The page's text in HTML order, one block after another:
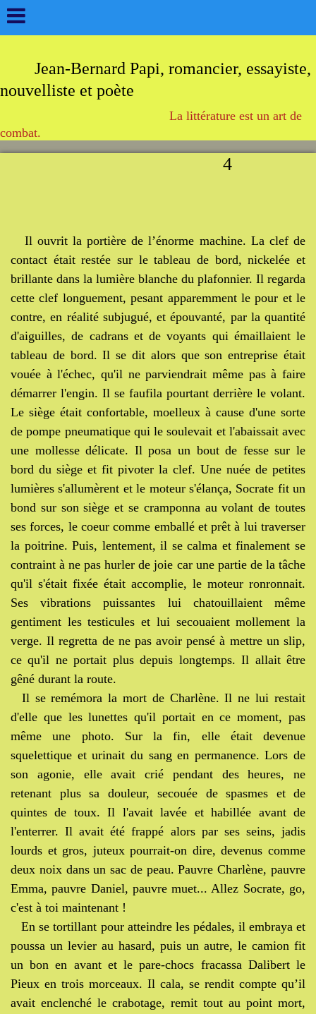
Jean-Bernard Papi, romancier, essayiste,
nouvelliste et poète
La littérature est un art de
combat.
4
Il ouvrit la portière de l’énorme machine. La clef de
contact était restée sur le tableau de bord, nickelée et
brillante dans la lumière blanche du plafonnier. Il regarda
cette clef longuement, pesant apparemment le pour et le
contre, en réalité subjugué, et épouvanté, par la quantité
d'aiguilles, de cadrans et de voyants qui émaillaient le
tableau de bord. Il se dit alors que son entreprise était
vouée à l'échec, qu'il ne parviendrait même pas à faire
démarrer l'engin. Il se faufila pourtant derrière le volant.
Le siège était confortable, moelleux à cause d'une sorte
de pompe pneumatique qui le soulevait et l'abaissait avec
une mollesse délicate. Il posa un bout de fesse sur le
bord du siège et fit pivoter la clef. Une nuée de petites
lumières s'allumèrent et le moteur s'élança, Socrate fit un
bond sur son siège et se cramponna au volant de toutes
ses forces, le coeur comme emballé et prêt à lui traverser
la poitrine. Puis, lentement, il se calma et finalement se
contraint à ne pas hurler de joie car une partie de la tâche
qu'il s'était fixée était accomplie, le moteur ronronnait.
Ses vibrations puissantes lui chatouillaient même
gentiment les testicules et lui secouaient mollement la
verge. Il regretta de ne pas avoir pensé à mettre un slip,
ce qu'il ne portait plus depuis longtemps. Il allait être
gêné durant la route.
Il se remémora la mort de Charlène. Il ne lui restait
d'elle que les lunettes qu'il portait en ce moment, pas
même une photo. Sur la fin, elle était devenue
squelettique et urinait du sang en permanence. Lors de
son agonie, elle avait crié pendant des heures, ne
retenant plus sa douleur, secouée de spasmes et de
quintes de toux. Il l'avait lavée et habillée avant de
l'enterrer. Il avait été frappé alors par ses seins, jadis
lourds et gros, juteux pourrait-on dire, devenus comme
deux noix dans un sac de peau. Pauvre Charlène, pauvre
Emma, pauvre Daniel, pauvre muet... Allez Socrate, go,
c'est à toi maintenant !
En se tortillant pour atteindre les pédales, il embraya et
poussa un levier au hasard, puis un autre, le camion fit
un bon en avant et le pare-chocs fracassa Dalibert le
Pieux en trois morceaux. Il cala, se rendit compte qu’il
avait enclenché le crabotage, remit tout au point mort,